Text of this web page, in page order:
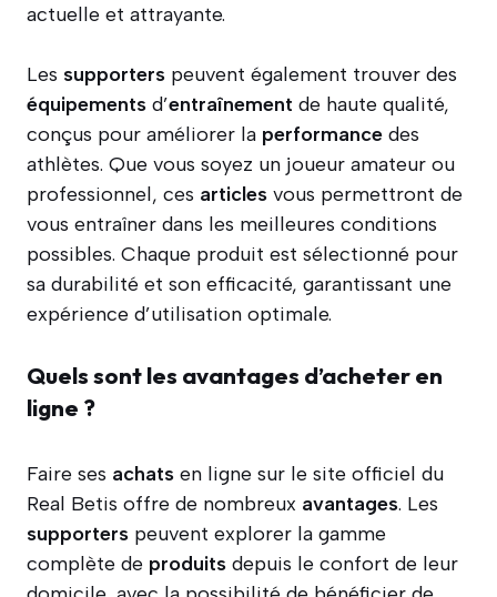
actuelle et attrayante.
Les supporters peuvent également trouver des
équipements d’entraînement de haute qualité,
conçus pour améliorer la performance des
athlètes. Que vous soyez un joueur amateur ou
professionnel, ces articles vous permettront de
vous entraîner dans les meilleures conditions
possibles. Chaque produit est sélectionné pour
sa durabilité et son efficacité, garantissant une
expérience d’utilisation optimale.
Quels sont les avantages d’acheter en
ligne ?
Faire ses achats en ligne sur le site officiel du
Real Betis offre de nombreux avantages. Les
supporters peuvent explorer la gamme
complète de produits depuis le confort de leur